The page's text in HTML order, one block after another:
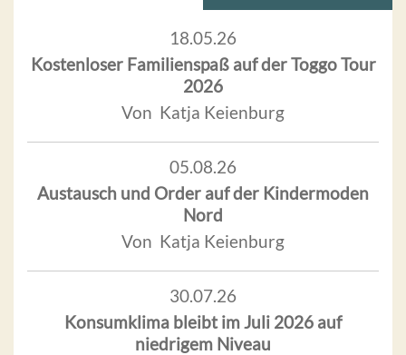
18.05.26
Kostenloser Familienspaß auf der Toggo Tour
2026
Von Katja Keienburg
05.08.26
Austausch und Order auf der Kindermoden
Nord
Von Katja Keienburg
30.07.26
Konsumklima bleibt im Juli 2026 auf
niedrigem Niveau